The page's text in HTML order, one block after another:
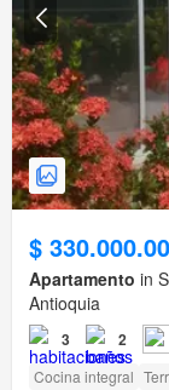
$
Apartamento in
Antioquia
3 2
Cocina integral